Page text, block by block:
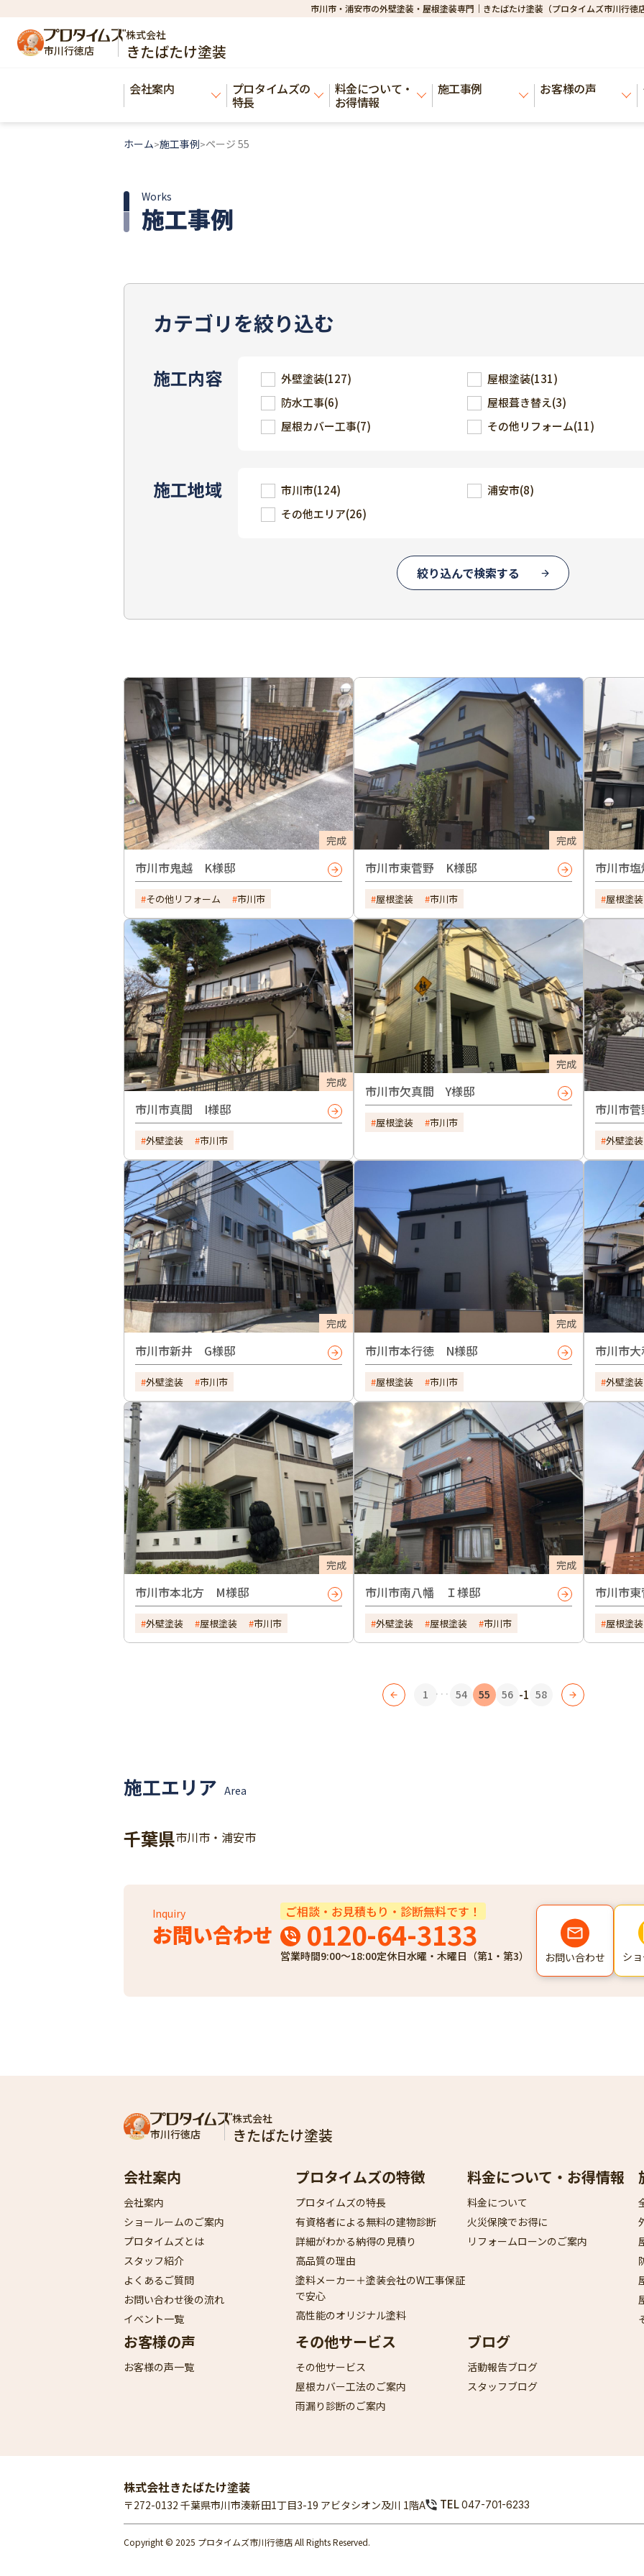
市川市・浦安市の外壁塗装・屋根塗装専門｜きたばたけ塗装（プロタイムズ市川行徳
市川行徳店
株式会社
きたばたけ塗装
会社案内 プロタイムズの
特長
料金について・
お得情報
施工事例 お客様の声
ホーム>施工事例>ページ 55
施工事例
Works
カテゴリを絞り込む
施工内容 外壁塗装(127) 屋根塗装(131)
防水工事(6) 屋根葺き替え(3)
屋根カバー工事(7) その他リフォーム(11)
施工地域 市川市(124) 浦安市(8)
その他エリア(26)
絞り込んで検索する
完成
市川市鬼越 K様邸
その他リフォーム 市川市
完成
市川市東菅野 K様邸
屋根塗装 市川市
市川市
屋根塗装
完成
市川市真間 I様邸
外壁塗装 市川市
完成
市川市欠真間 Y様邸
屋根塗装 市川市
市川市
外壁塗装
完成
市川市新井 G様邸
外壁塗装 市川市
完成
市川市本行徳 N様邸
屋根塗装 市川市
市川市
外壁塗装
完成
市川市本北方 M様邸
外壁塗装 屋根塗装 市川市
完成
市川市南八幡 Ｉ様邸
外壁塗装 屋根塗装 市川市
市川市
屋根塗装
1 ... 54 55 56 -1 58
施工エリア Area
千葉県市川市・浦安市
お問い合わせ
Inquiry ご相談・お見積もり・診断無料です！
0120-64-3133
営業時間9:00～18:00定休日水曜・木曜日（第1・第3） お問い合わせ シ
市川行徳店
株式会社
きたばたけ塗装
会社案内
会社案内
ショールームのご案内
プロタイムズとは
スタッフ紹介
よくあるご質問
お問い合わせ後の流れ
イベント一覧
プロタイムズの特徴
プロタイムズの特長
有資格者による無料の建物診断
詳細がわかる納得の見積り
高品質の理由
塗料メーカー＋塗装会社のW工事保証
で安心
高性能のオリジナル塗料
料金について・お得情報
料金について
火災保険でお得に
リフォームローンのご案内
お客様の声
お客様の声一覧
その他サービス
その他サービス
屋根カバー工法のご案内
雨漏り診断のご案内
ブログ
活動報告ブログ
スタッフブログ
株式会社きたばたけ塗装
〒272-0132 千葉県市川市湊新田1丁目3-19 アビタシオン及川 1階A TEL047-701-6233
Copyright © 2025 プロタイムズ市川行徳店 All Rights Reserved.